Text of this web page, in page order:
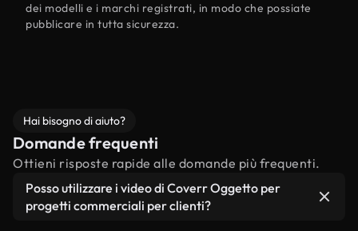
dei modelli e i marchi registrati, in modo che possiate
pubblicare in tutta sicurezza.
Hai bisogno di aiuto?
Domande frequenti
Ottieni risposte rapide alle domande più frequenti.
Posso utilizzare i video di Coverr Oggetto per
progetti commerciali per clienti?